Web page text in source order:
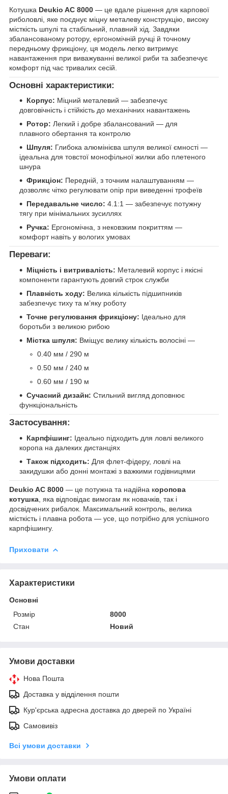
Котушка Deukio AC 8000 — це вдале рішення для карпової
риболовлі, яке поєднує міцну металеву конструкцію, високу
місткість шпулі та стабільний, плавний хід. Завдяки
збалансованому ротору, ергономічній ручці й точному
передньому фрикціону, ця модель легко витримує
навантаження при виважуванні великої риби та забезпечує
комфорт під час тривалих сесій.
Основні характеристики:
Корпус: Міцний металевий — забезпечує
довговічність і стійкість до механічних навантажень
Ротор: Легкий і добре збалансований — для
плавного обертання та контролю
Шпуля: Глибока алюмінієва шпуля великої ємності —
ідеальна для товстої монофільної жилки або плетеного
шнура
Фрикціон: Передній, з точним налаштуванням —
дозволяє чітко регулювати опір при виведенні трофеїв
Передавальне число: 4.1:1 — забезпечує потужну
тягу при мінімальних зусиллях
Ручка: Ергономічна, з нековзким покриттям —
комфорт навіть у вологих умовах
Переваги:
Міцність і витривалість: Металевий корпус і якісні
компоненти гарантують довгий строк служби
Плавність ходу: Велика кількість підшипників
забезпечує тиху та м’яку роботу
Точне регулювання фрикціону: Ідеально для
боротьби з великою рибою
Містка шпуля: Вміщує велику кількість волосіні —
0.40 мм / 290 м
0.50 мм / 240 м
0.60 мм / 190 м
Сучасний дизайн: Стильний вигляд доповнює
функціональність
Застосування:
Карпфішинг: Ідеально підходить для ловлі великого
коропа на далеких дистанціях
Також підходить: Для флет-фідеру, ловлі на
закидушки або донні монтажі з важкими годівницями
Deukio AC 8000 — це потужна та надійна коропова
котушка , яка відповідає вимогам як новачків, так і
досвідчених рибалок. Максимальний контроль, велика
місткість і плавна робота — усе, що потрібно для успішного
карпфішингу.
Приховати
Характеристики
Основні
Розмір
8000
Стан
Новий
Умови доставки
Нова Пошта
Доставка у відділення пошти
Кур'єрська адресна доставка до дверей по Україні
Самовивіз
Всі умови доставки
Умови оплати